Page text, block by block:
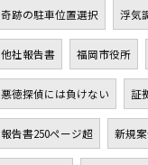
奇跡の駐車位置選択 浮気
他社報告書 福岡市役所
悪徳探偵には負けない 証
報告書250ページ超 新規